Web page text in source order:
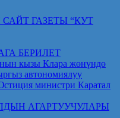
ГАЗЕТЫ “КУТ
БЕРИЛЕТ
кызы Клара жөнүндө
автономиялуу
министри Каратал
АГАРТУУЧУЛАРЫ